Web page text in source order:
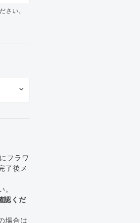
さい。
フラワ
了後メ
。
認くだ
場合は